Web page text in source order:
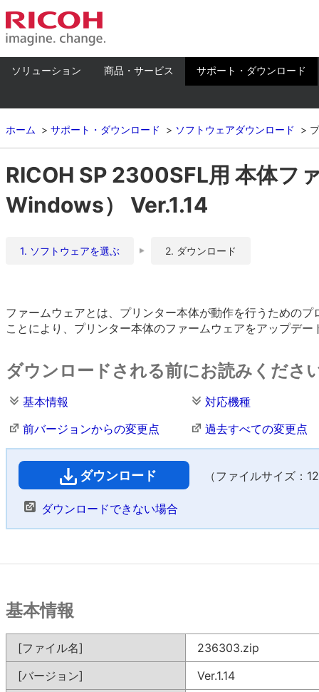
ソリューション 商品・サービス サポート・ダウンロード
ホーム サポート・ダウンロード ソフトウェアダウンロード
RICOH SP 2300SFL用 本体フ
Windows） Ver.1.14
1. ソフトウェアを選ぶ 2. ダウンロード
ファームウェアとは、プリンター本体が動作を行うための
ことにより、プリンター本体のファームウェアをアップデ
ダウンロードされる前にお読みくださ
基本情報
対応機種
前バージョンからの変更点
過去すべての変更点
ダウンロード （ファイルサイズ：
ダウンロードできない場合
基本情報
[ファイル名]
236303.zip
[バージョン]
Ver.1.14